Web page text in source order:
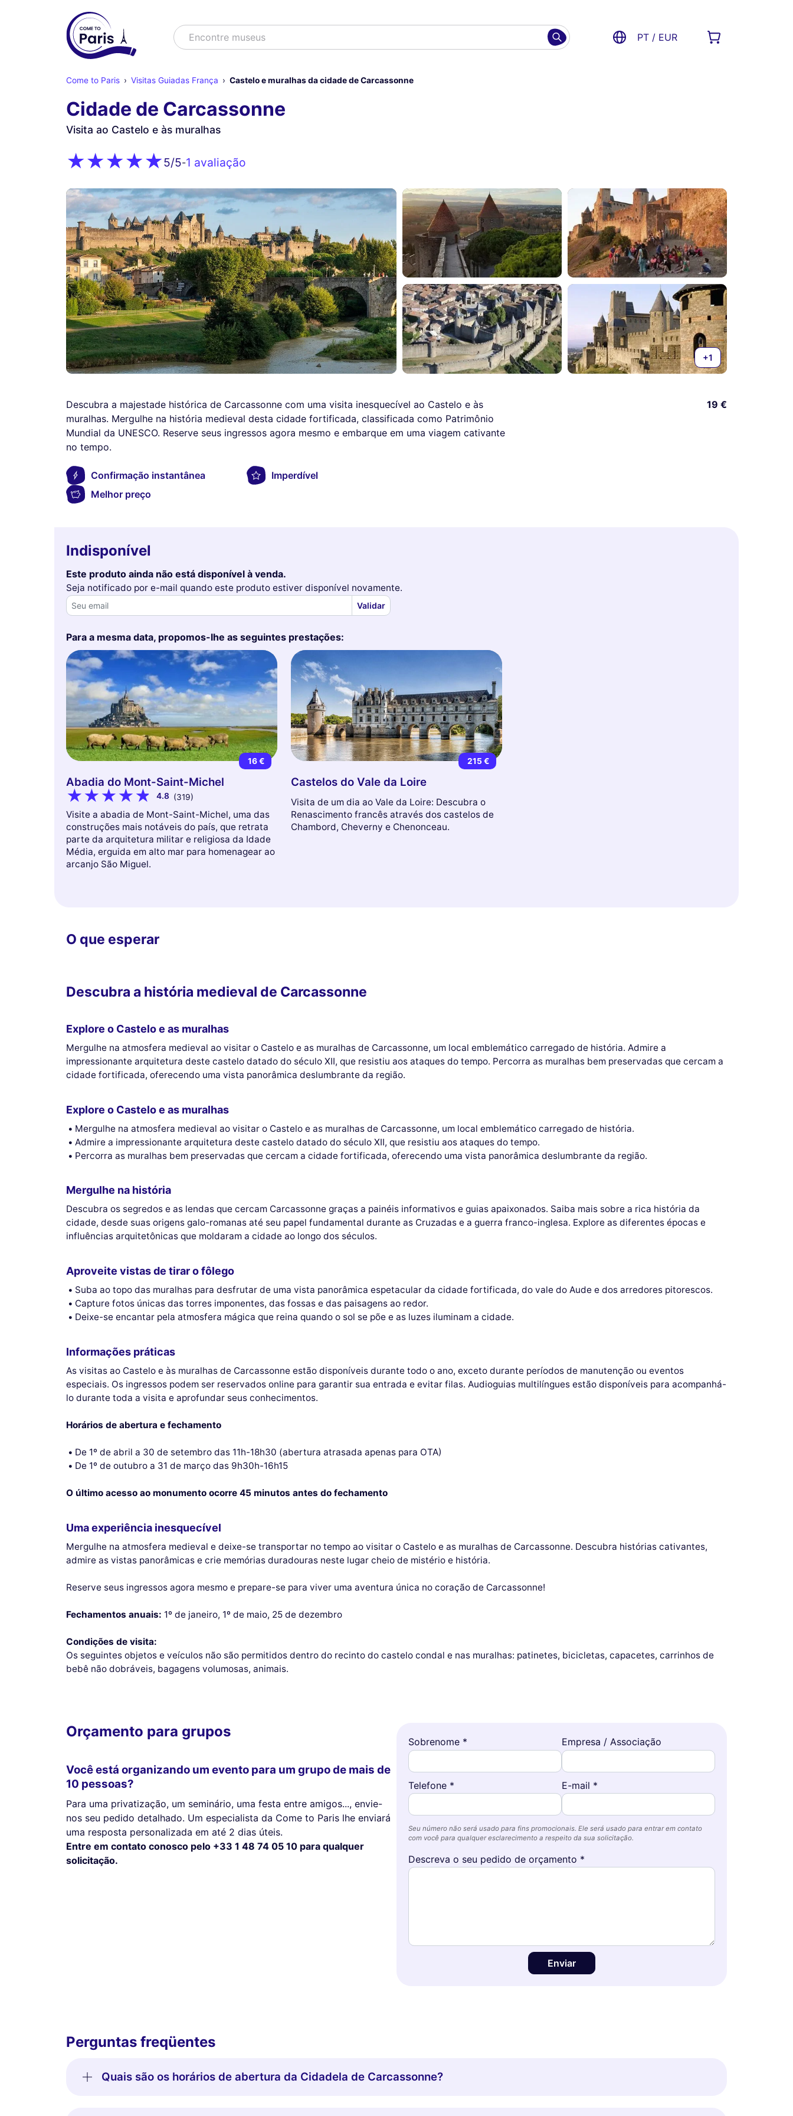
BuscarEncontre m PT / EUR
Come to Paris Visitas Guiadas França Castelo e muralhas da cidade de Carcassonne
Cidade de Carcassonne
Visita ao Castelo e às muralhas
5/5-1 avaliação
+1
Descubra a majestade histórica de Carcassonne com uma visita inesquecível ao Castelo e às
muralhas. Mergulhe na história medieval desta cidade fortificada, classificada como Patrimônio
Mundial da UNESCO. Reserve seus ingressos agora mesmo e embarque em uma viagem cativante
no tempo.
Confirmação instantânea
Imperdível
Melhor preço
19 €
Indisponível
Este produto ainda não está disponível à venda.
Seja notificado por e-mail quando este produto estiver disponível novamente.
Validar
Para a mesma data, propomos-lhe as seguintes prestações:
16 €
Abadia do Mont-Saint-Michel
4.8 (319)
Visite a abadia de Mont-Saint-Michel, uma das
construções mais notáveis do país, que retrata
parte da arquitetura militar e religiosa da Idade
Média, erguida em alto mar para homenagear ao
arcanjo São Miguel.
215 €
Castelos do Vale da Loire
Visita de um dia ao Vale da Loire: Descubra o
Renascimento francês através dos castelos de
Chambord, Cheverny e Chenonceau.
O que esperar
Descubra a história medieval de Carcassonne
Explore o Castelo e as muralhas
Mergulhe na atmosfera medieval ao visitar o Castelo e as muralhas de Carcassonne, um local emblemático carregado de história. Admire a
impressionante arquitetura deste castelo datado do século XII, que resistiu aos ataques do tempo. Percorra as muralhas bem preservadas que cercam a
cidade fortificada, oferecendo uma vista panorâmica deslumbrante da região.
Explore o Castelo e as muralhas
Mergulhe na atmosfera medieval ao visitar o Castelo e as muralhas de Carcassonne, um local emblemático carregado de história.
Admire a impressionante arquitetura deste castelo datado do século XII, que resistiu aos ataques do tempo.
Percorra as muralhas bem preservadas que cercam a cidade fortificada, oferecendo uma vista panorâmica deslumbrante da região.
Mergulhe na história
Descubra os segredos e as lendas que cercam Carcassonne graças a painéis informativos e guias apaixonados. Saiba mais sobre a rica história da
cidade, desde suas origens galo-romanas até seu papel fundamental durante as Cruzadas e a guerra franco-inglesa. Explore as diferentes épocas e
influências arquitetônicas que moldaram a cidade ao longo dos séculos.
Aproveite vistas de tirar o fôlego
Suba ao topo das muralhas para desfrutar de uma vista panorâmica espetacular da cidade fortificada, do vale do Aude e dos arredores pitorescos.
Capture fotos únicas das torres imponentes, das fossas e das paisagens ao redor.
Deixe-se encantar pela atmosfera mágica que reina quando o sol se põe e as luzes iluminam a cidade.
Informações práticas
As visitas ao Castelo e às muralhas de Carcassonne estão disponíveis durante todo o ano, exceto durante períodos de manutenção ou eventos
especiais. Os ingressos podem ser reservados online para garantir sua entrada e evitar filas. Audioguias multilíngues estão disponíveis para acompanhá-
lo durante toda a visita e aprofundar seus conhecimentos.
Horários de abertura e fechamento
De 1º de abril a 30 de setembro das 11h-18h30 (abertura atrasada apenas para OTA)
De 1º de outubro a 31 de março das 9h30h-16h15
O último acesso ao monumento ocorre 45 minutos antes do fechamento
Uma experiência inesquecível
Mergulhe na atmosfera medieval e deixe-se transportar no tempo ao visitar o Castelo e as muralhas de Carcassonne. Descubra histórias cativantes,
admire as vistas panorâmicas e crie memórias duradouras neste lugar cheio de mistério e história.
Reserve seus ingressos agora mesmo e prepare-se para viver uma aventura única no coração de Carcassonne!
Fechamentos anuais: 1º de janeiro, 1º de maio, 25 de dezembro
Condições de visita:
Os seguintes objetos e veículos não são permitidos dentro do recinto do castelo condal e nas muralhas: patinetes, bicicletas, capacetes, carrinhos de
bebê não dobráveis, bagagens volumosas, animais.
Orçamento para grupos
Você está organizando um evento para um grupo de mais de
10 pessoas?
Para uma privatização, um seminário, uma festa entre amigos..., envie-
nos seu pedido detalhado. Um especialista da Come to Paris lhe enviará
uma resposta personalizada em até 2 dias úteis.
Entre em contato conosco pelo +33 1 48 74 05 10 para qualquer
solicitação.
Sobrenome * Empresa / Associação
Telefone * E-mail *
Seu número não será usado para fins promocionais. Ele será usado para entrar em contato
com você para qualquer esclarecimento a respeito da sua solicitação.
Descreva o seu pedido de orçamento *
Enviar
Perguntas freqüentes
Quais são os horários de abertura da Cidadela de Carcassonne?